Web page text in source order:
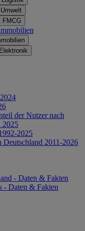
FMCG
der Nutzer nach
2025
2025
2011-2026
- Daten & Fakten
- Daten & Fakten